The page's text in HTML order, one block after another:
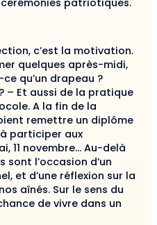
patriotiques.
c’est la motivation.
quelques après-midi,
qu’un drapeau ?
– Et aussi de la pratique
A la fin de la
remettre un diplôme
participer aux
11 novembre… Au-delà
l’occasion d’un
et d’une réflexion sur la
aînés. Sur le sens du
de vivre dans un